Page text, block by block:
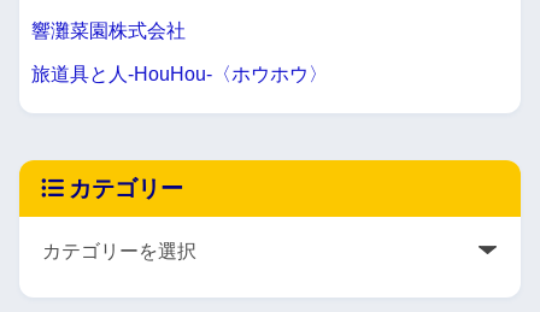
響灘菜園株式会社
旅道具と人-HouHou-〈ホウホウ〉
カテゴリー